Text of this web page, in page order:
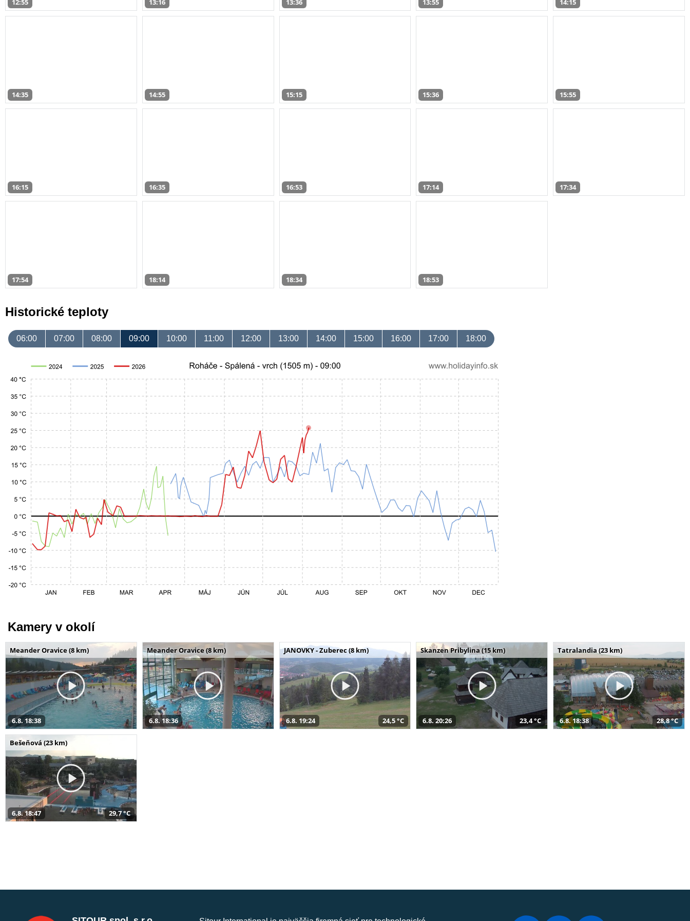
12:55 13:16 13:36 13:55 14:15
14:35 14:55 15:15 15:36 15:55
16:15 16:35 16:53 17:14 17:34
17:54 18:14 18:34 18:53
Historické teploty
06:00 07:00 08:00 09:00 10:00 11:00 12:00 13:00 14:00 15:00 16:00 17:00 18:00
Kamery v okolí
Meander Oravice (8 km)
6.8. 18:38
Meander Oravice (8 km)
6.8. 18:36
JANOVKY - Zuberec (8 km)
6.8. 19:24 24,5 °C
Skanzen Pribylina (15 km)
6.8. 20:26 23,4 °C
Tatralandia (23 km)
6.8. 18:38 28,8 °C
Bešeňová (23 km)
6.8. 18:47 29,7 °C